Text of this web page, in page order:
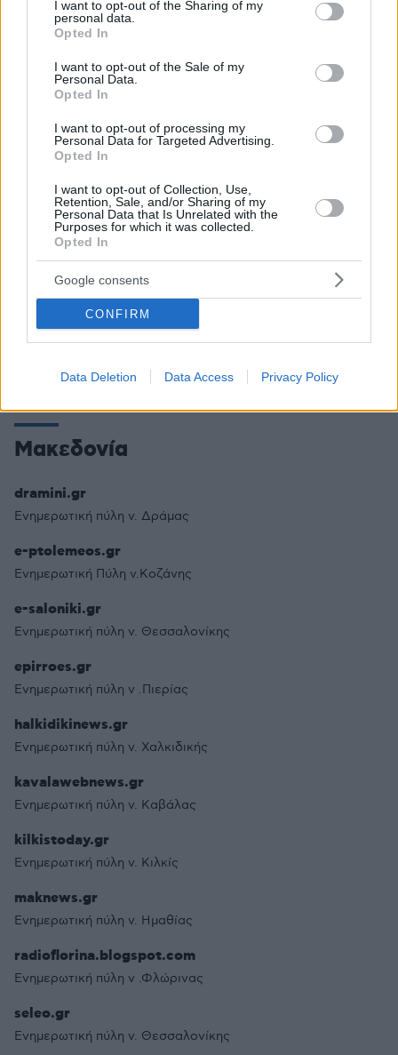
not limited to your visit or usage behaviour. You may click to
grant or deny consent to Google and its third-party tags to
use your data for below specified purposes in below Google
consent section.
I want to opt-out of the Sharing of my
personal data.
Opted In
I want to opt-out of the Sale of my
Personal Data.
Opted In
I want to opt-out of processing my
Personal Data for Targeted Advertising.
Opted In
I want to opt-out of Collection, Use,
Retention, Sale, and/or Sharing of my
Personal Data that Is Unrelated with the
Purposes for which it was collected.
Opted In
Google consents
CONFIRM
Data Deletion Data Access Privacy Policy
thebest.gr
Ενημερωτική πύλη ν. Αχαίας
Θεσσαλία
Ενημερωτική πύλη ν. Τρικάλων
e-volos.gr
Ενημερωτικές πύλες ν. Μαγνησίας
karditsalive.net
Ενημερωτική πύλη ν. Καρδίτσας
kosmoslarissa.gr
Μακεδονία
dramini.gr
Ενημερωτική πύλη ν. Δράμας
e-ptolemeos.gr
Ενημερωτική Πύλη ν.Κοζάνης
e-saloniki.gr
Ενημερωτική πύλη ν. Θεσσαλονίκης
epirroes.gr
Ενημερωτική πύλη ν .Πιερίας
halkidikinews.gr
Ενημερωτική πύλη ν. Χαλκιδικής
kavalawebnews.gr
Ενημερωτική πύλη ν. Καβάλας
kilkistoday.gr
Ενημερωτική πύλη ν. Κιλκίς
maknews.gr
Ενημερωτική πύλη ν. Ημαθίας
radioflorina.blogspot.com
Ενημερωτική πύλη ν .Φλώρινας
seleo.gr
Ενημερωτική πύλη ν. Θεσσαλονίκης